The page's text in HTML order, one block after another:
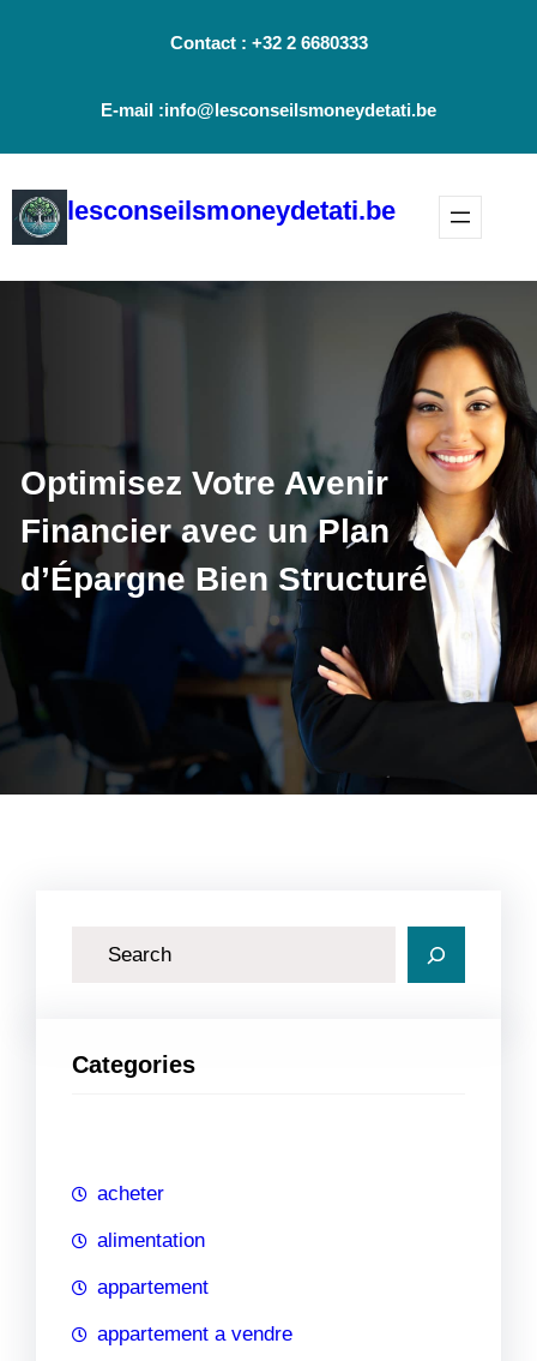
Contact : +32 2 6680333
E-mail :info@lesconseilsmoneydetati.be
lesconseilsmoneydetati.be
Optimisez Votre Avenir
Financier avec un Plan
d’Épargne Bien Structuré
h
Categories
acheter
alimentation
appartement
appartement a vendre